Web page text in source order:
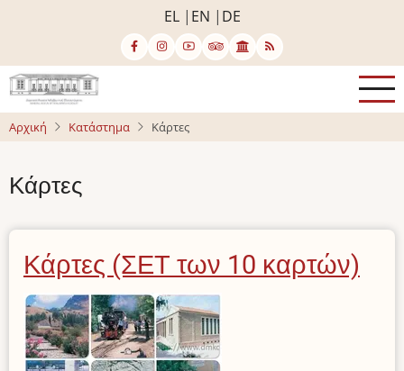
κυρίως
περιεχόμενο
EL EN DE
Αρχική Κατάστημα Κάρτες
Κάρτες
Κάρτες (ΣΕΤ των 10 καρτών)